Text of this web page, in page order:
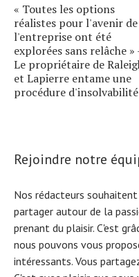
« Toutes les options
réalistes pour l'avenir de
l'entreprise ont été
explorées sans relâche »
Le propriétaire de
et Lapierre entame une
procédure d'insolvabilité
Rejoindre notre
Nos rédacteurs
partager autour de la
prenant du plaisir. C'est
nous pouvons vous
intéressants. Vous